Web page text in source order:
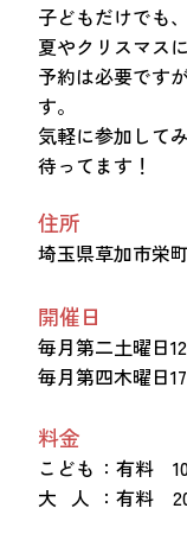
子どもだけでも
夏やクリスマス
予約は必要です
す。
気軽に参加して
待ってます！
住所
埼玉県草加市栄
開催日
毎月第二土曜日
毎月第四木曜日
料金
こども ：有料
大 人 ：有料